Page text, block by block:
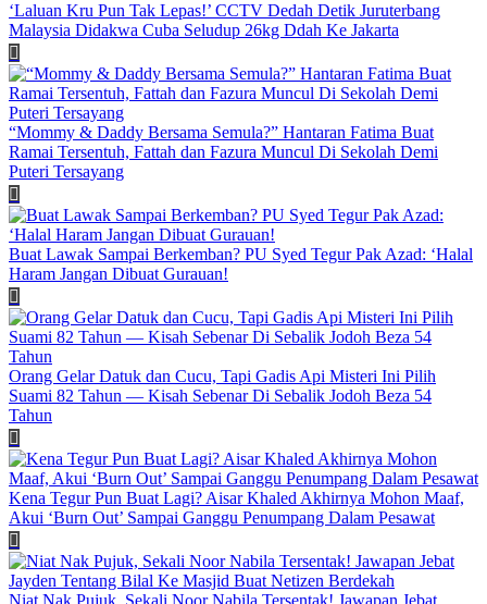
‘Laluan Kru Pun Tak Lepas!’ CCTV Dedah Detik Juruterbang
Malaysia Didakwa Cuba Seludup 26kg Ddah Ke Jakarta
“Mommy & Daddy Bersama Semula?” Hantaran Fatima Buat
Ramai Tersentuh, Fattah dan Fazura Muncul Di Sekolah Demi
Puteri Tersayang
Buat Lawak Sampai Berkemban? PU Syed Tegur Pak Azad: ‘Halal
Haram Jangan Dibuat Gurauan!
Orang Gelar Datuk dan Cucu, Tapi Gadis Api Misteri Ini Pilih
Suami 82 Tahun — Kisah Sebenar Di Sebalik Jodoh Beza 54
Tahun
Kena Tegur Pun Buat Lagi? Aisar Khaled Akhirnya Mohon Maaf,
Akui ‘Burn Out’ Sampai Ganggu Penumpang Dalam Pesawat